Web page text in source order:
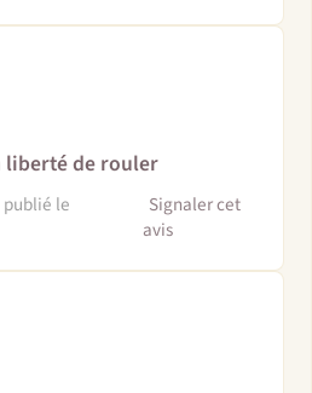
liberté de rouler
le
Signaler cet
avis